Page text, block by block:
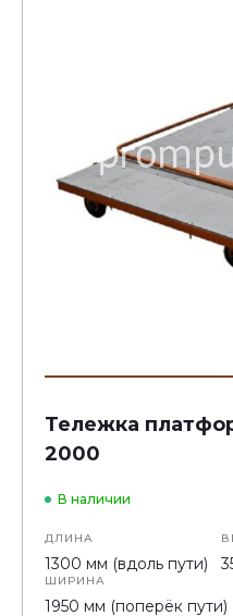
Тележка
2000
В наличии
ДЛИНА
1300 мм (вдоль пути)
ШИРИНА
1950 мм (поперёк пути)